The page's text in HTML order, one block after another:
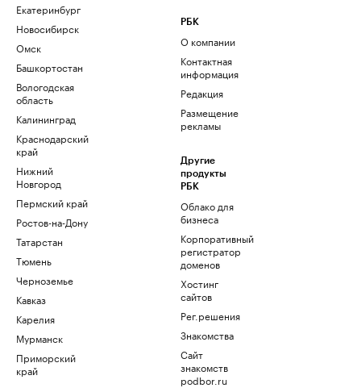
Екатеринбург
Новосибирск
Омск
Башкортостан
Вологодская
область
Калининград
Краснодарский
край
Нижний
Новгород
Пермский край
Ростов-на-Дону
Татарстан
Тюмень
Черноземье
Кавказ
Карелия
Мурманск
Приморский
край
РБК
О компании
Контактная
информация
Редакция
Размещение
рекламы
Другие
продукты
РБК
Облако для
бизнеса
Корпоративный
регистратор
доменов
Хостинг
сайтов
Рег.решения
Знакомства
Сайт
знакомств
podbor.ru